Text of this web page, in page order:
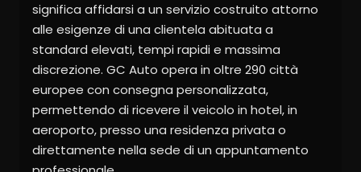
significa affidarsi a un servizio costruito attorno
alle esigenze di una clientela abituata a
standard elevati, tempi rapidi e massima
discrezione. GC Auto opera in oltre 290 città
europee con consegna personalizzata,
permettendo di ricevere il veicolo in hotel, in
aeroporto, presso una residenza privata o
direttamente nella sede di un appuntamento